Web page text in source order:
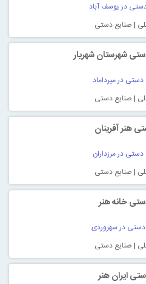
در یوسف آباد
| صنایع دستی
شهرستان شهریار
دستی در میرداماد
| صنایع دستی
هنر آفرینان
در مرزداران
| صنایع دستی
خانه هنر
دستی در سهروردی
| صنایع دستی
ایران هنر